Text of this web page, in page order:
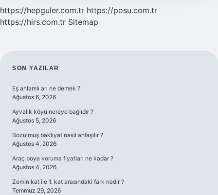
https://hepguler.com.tr https://posu.com.tr
https://hirs.com.tr Sitemap
SIDEBAR
SON YAZILAR
Eş anlamlı arı ne demek ?
Ağustos 6, 2026
Ayvalık köyü nereye bağlıdır ?
Ağustos 5, 2026
Bozulmuş bakliyat nasıl anlaşılır ?
Ağustos 4, 2026
Araç boya koruma fiyatları ne kadar ?
Ağustos 4, 2026
Zemin kat ile 1. kat arasındaki fark nedir ?
Temmuz 29, 2026